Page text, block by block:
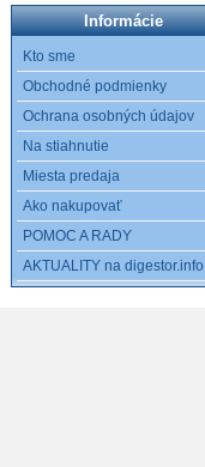
Informácie
Kto sme
Obchodné podmienky
Ochrana osobných údajov
Na stiahnutie
Miesta predaja
Ako nakupovať
POMOC A RADY
AKTUALITY na digestor.info